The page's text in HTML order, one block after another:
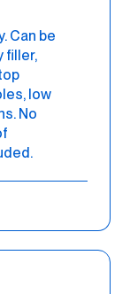
Can be
filler,
low
No